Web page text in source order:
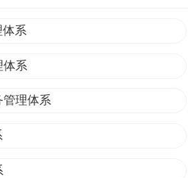
体系
体系
管理体系